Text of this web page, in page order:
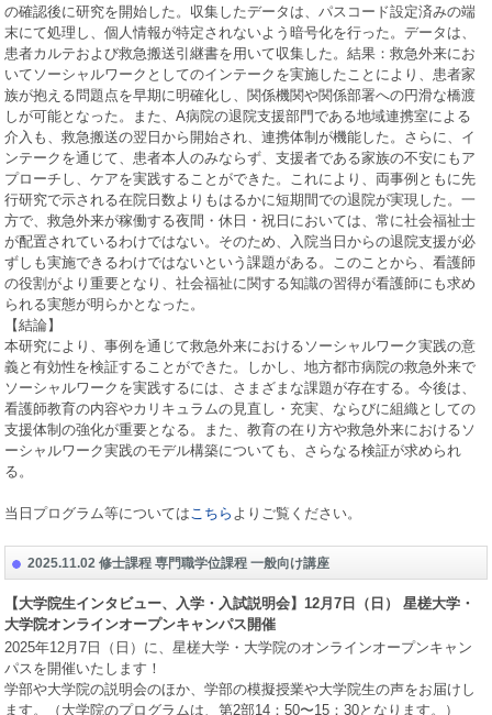
の確認後に研究を開始した。収集したデータは、パスコード設定済みの端
末にて処理し、個人情報が特定されないよう暗号化を行った。データは、
患者カルテおよび救急搬送引継書を用いて収集した。結果：救急外来にお
いてソーシャルワークとしてのインテークを実施したことにより、患者家
族が抱える問題点を早期に明確化し、関係機関や関係部署への円滑な橋渡
しが可能となった。また、 A病院の退院支援部門である地域連携室による
介入も、救急搬送の翌日から開始され、連携体制が機能した。さらに、イ
ンテークを通じて、患者本人のみならず、支援者である家族の不安にもア
プローチし、ケアを実践することができた。これにより、両事例ともに先
行研究で示される在院日数よりもはるかに短期間での退院が実現した。一
方で、救急外来が稼働する夜間・休日・祝日においては、常に社会福祉士
が配置されているわけではない。そのため、入院当日からの退院支援が必
ずしも実施できるわけではないという課題がある。このことから、看護師
の役割がより重要となり、社会福祉に関する知識の習得が看護師にも求め
られる実態が明らかとなった。
【結論】
本研究により、事例を通じて救急外来におけるソーシャルワーク実践の意
義と有効性を検証することができた。しかし、地方都市病院の救急外来で
ソーシャルワークを実践するには、さまざまな課題が存在する。今後は、
看護師教育の内容やカリキュラムの見直し・充実、ならびに組織としての
支援体制の強化が重要となる。また、教育の在り方や救急外来におけるソ
ーシャルワーク実践のモデル構築についても、さらなる検証が求められ
る。
当日プログラム等についてはこちら よりご覧ください。
2025.11.02 修士課程 専門職学位課程 一般向け講座
【大学院生インタビュー、入学・入試説明会】 12月 7 日（日） 星槎大学・
大学院オンラインオープンキャンパス開催
2025年12月 7 日（日）に、星槎大学・大学院のオンラインオープンキャン
パスを開催いたします！
学部や大学院の説明会のほか、学部の模擬授業や大学院生の声をお届けし
ます。（大学院のプログラムは、第2部14 ： 50〜15 ： 30となります。）